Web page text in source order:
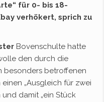
für 0- bis 18-
verhökert, sprich zu
Bovenschulte hatte
den durch die
besonders betroffenen
einen „Ausgleich für zwei
und damit „ein Stück